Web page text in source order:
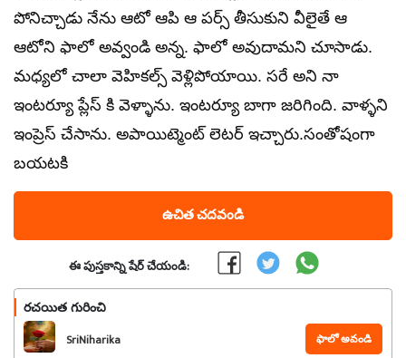
పోనిచ్చాడు నేను ఆటో ఆపి ఆ పర్స్ తీసుకుని వీలైతే ఆ
ఆటోని ఫాలో అవ్వండి అన్న. ఫాలో అవుదామని చూసాడు.
మధ్యలో చాలా వెహికల్స్ వెళ్లిపోయాయి. సరే అని నా
ఇంటర్యూ ప్లేస్ కి వెళ్ళాను. ఇంటర్యూ బాగా జరిగింది. వాళ్ళని
ఇంప్రెస్ చేసాను. అపాయిట్మెంట్ లెటర్ ఇచ్చారు.సంతోషంగా
బయటకి
ఉచిత చదవండి
ఈ పుస్తకాన్ని షేర్ చేయండి:
రచయిత గురించి
SriNiharika ఫాలో అవండి